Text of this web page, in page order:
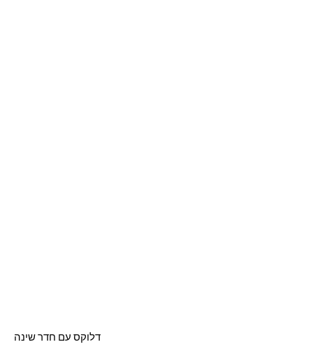
דלוקס עם חדר שינה